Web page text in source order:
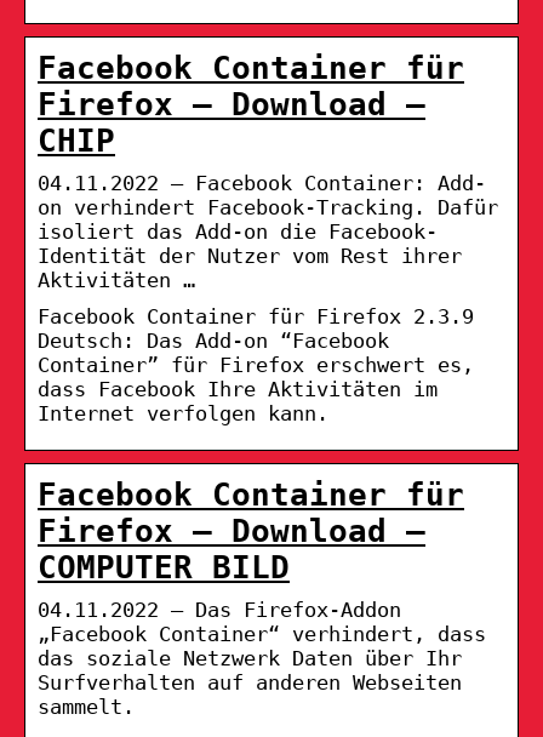
Facebook Container für
Firefox – Download –
CHIP
04.11.2022 — Facebook Container: Add-
on verhindert Facebook-Tracking. Dafür
isoliert das Add-on die Facebook-
Identität der Nutzer vom Rest ihrer
Aktivitäten …
Facebook Container für Firefox 2.3.9
Deutsch: Das Add-on “Facebook
Container” für Firefox erschwert es,
dass Facebook Ihre Aktivitäten im
Internet verfolgen kann.
Facebook Container für
Firefox – Download –
COMPUTER BILD
04.11.2022 — Das Firefox-Addon
„Facebook Container“ verhindert, dass
das soziale Netzwerk Daten über Ihr
Surfverhalten auf anderen Webseiten
sammelt.